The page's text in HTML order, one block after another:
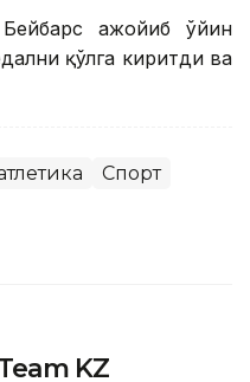
ажойиб ўйин
қўлга киритди ва
Спорт
KZ